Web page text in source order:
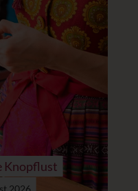
Knopflust